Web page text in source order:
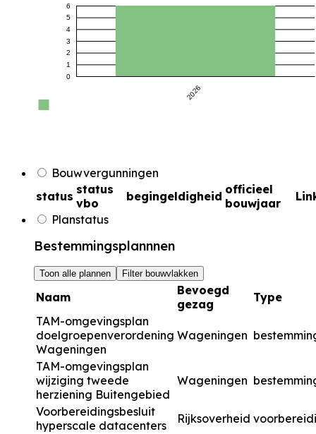
0
1
2
3
4
5
6
2026
Bouwvergunningen
status status
vbo
begingeldigheid officieel
bouwjaar
Planstatus
Bestemmingsplannnen
Toon alle plannen Filter bouwvlakken
Naam
Bevoegd
gezag
Type
TAM-omgevingsplan
doelgroepenverordening
Wageningen
Wageningen
TAM-omgevingsplan
wijziging tweede
herziening Buitengebied
Wageningen
Voorbereidingsbesluit
hyperscale datacenters
Rijksoverheid